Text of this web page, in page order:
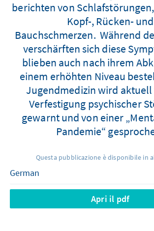
berichten von
Kopf-, Rücken- und
Bauchschmerzen. Während
verschärften sich diese
blieben auch nach ihrem
einem erhöhten Niveau
Jugendmedizin wird
Verfestigung psychischer
gewarnt und von einer
Pandemie“
Questa pubblicazione è disponibile in
Apri il pdf